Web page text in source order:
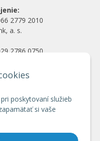
poskytovaní služieb
si vaše
2779 2010
a. s.
2786 0750
údajov